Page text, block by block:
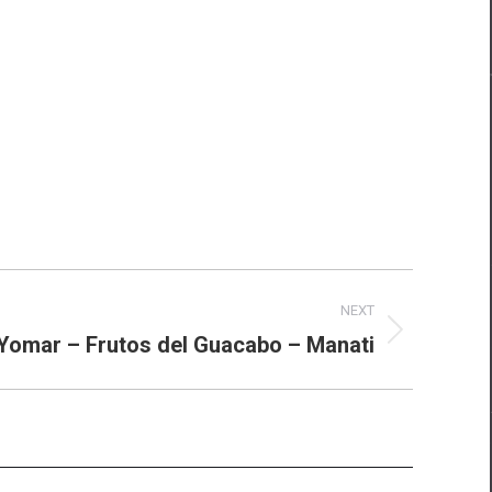
NEXT
– Frutos del Guacabo – Manati